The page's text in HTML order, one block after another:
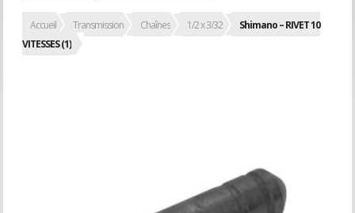
Accueil Transmission Chaînes 1/2 x 3/32
Shimano – RIVET 10
VITESSES (1)